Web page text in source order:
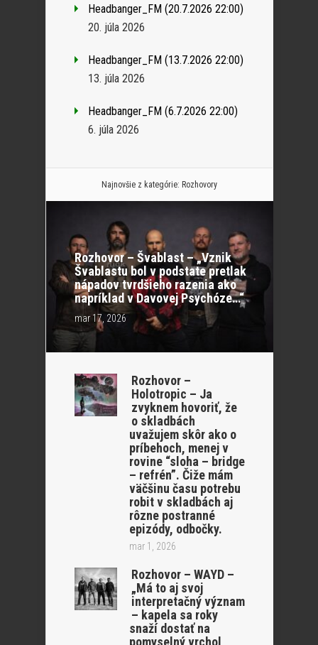
Headbanger_FM (20.7.2026 22:00)
20. júla 2026
Headbanger_FM (13.7.2026 22:00)
13. júla 2026
Headbanger_FM (6.7.2026 22:00)
6. júla 2026
Najnovšie z kategórie: Rozhovory
Rozhovor – Švablast – „Vznik
Švablastu bol v podstate pretlak
nápadov tvrdšieho razenia ako
napríklad v Davovej Psychóze…“
mar 17, 2026
Rozhovor –
Holotropic – Ja
zvyknem hovoriť, že
o skladbách
uvažujem skôr ako o
príbehoch, menej v
rovine “sloha – bridge
– refrén”. Čiže mám
väčšinu času potrebu
robit v skladbách aj
rôzne postranné
epizódy, odbočky.
mar 1, 2026
Rozhovor – WAYD –
„Má to aj svoj
interpretačný význam
– kapela sa roky
snaží dostať na
pomyselný vrchol